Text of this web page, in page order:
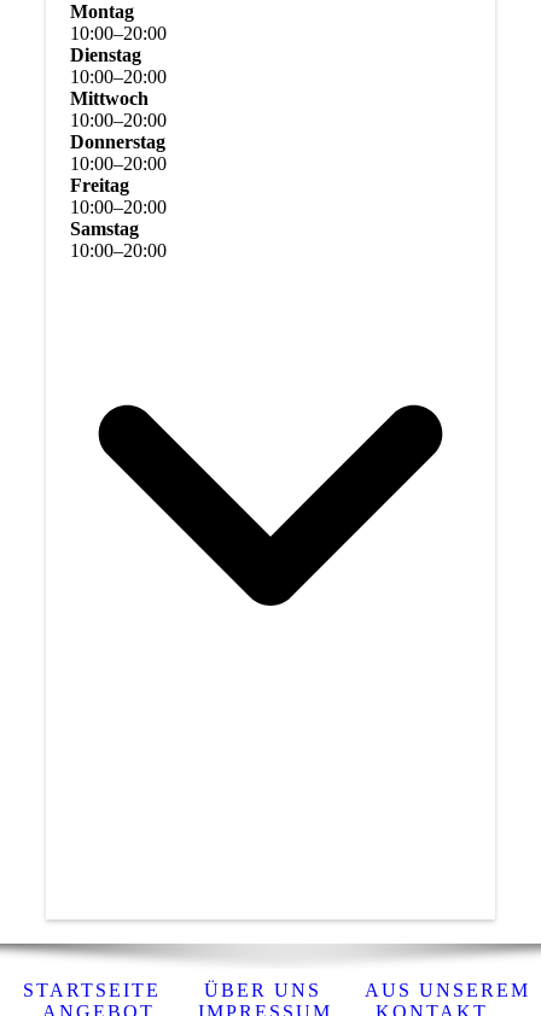
Montag
10:00–20:00
Dienstag
10:00–20:00
Mittwoch
10:00–20:00
Donnerstag
10:00–20:00
Freitag
10:00–20:00
Samstag
10:00–20:00
STARTSEITE ÜBER UNS
AUS UNSEREM
ANGEBOT
IMPRESSUM KONTAKT